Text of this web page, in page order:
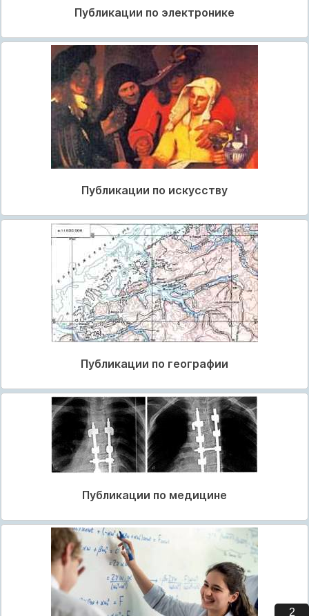
Публикации по электронике
Публикации по искусству
Публикации по географии
Публикации по медицине
1